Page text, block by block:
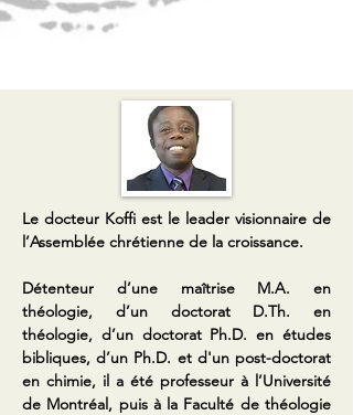
Le docteur Koffi est le leader visionnaire de
l’Assemblée chrétienne de la croissance.
Détenteur d’une maîtrise M.A. en
théologie, d’un doctorat D.Th. en
théologie, d’un doctorat Ph.D. en études
bibliques, d’un Ph.D. et d'un post-doctorat
en chimie, il a été professeur à l’Université
de Montréal, puis à la Faculté de théologie